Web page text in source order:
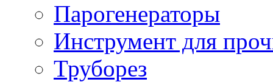
Парогенераторы
Инструмент для
Труборез